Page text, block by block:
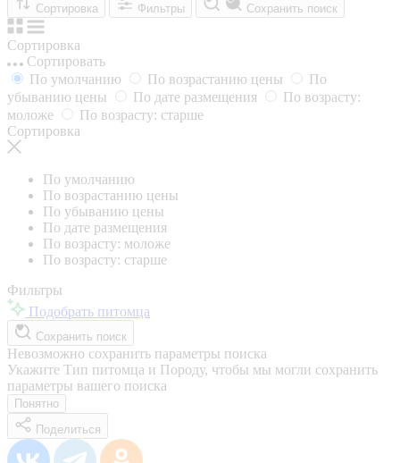
Сортировка
Фильтры Сохранить поиск
Сортировка
Сортировать
По умолчанию
По возрастанию цены
По
убыванию цены
По дате размещения
По возрасту:
моложе
По возрасту: старше
Сортировка
По умолчанию
По возрастанию цены
По убыванию цены
По дате размещения
По возрасту: моложе
По возрасту: старше
Фильтры
Подобрать питомца
Сохранить поиск
Невозможно сохранить параметры поиска
Укажите Тип питомца и Породу, чтобы мы могли сохранить
параметры вашего поиска
Понятно
Поделиться